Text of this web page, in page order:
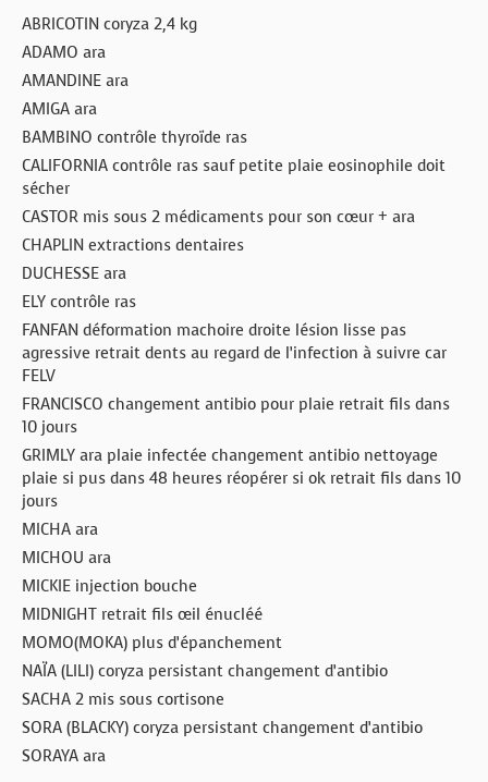
ABRICOTIN coryza 2,4 kg
ADAMO ara
AMANDINE ara
AMIGA ara
BAMBINO contrôle thyroïde ras
CALIFORNIA contrôle ras sauf petite plaie eosinophile doit
sécher
CASTOR mis sous 2 médicaments pour son cœur + ara
CHAPLIN extractions dentaires
DUCHESSE ara
ELY contrôle ras
FANFAN déformation machoire droite lésion lisse pas
agressive retrait dents au regard de l’infection à suivre car
FELV
FRANCISCO changement antibio pour plaie retrait fils dans
10 jours
GRIMLY ara plaie infectée changement antibio nettoyage
plaie si pus dans 48 heures réopérer si ok retrait fils dans 10
jours
MICHA ara
MICHOU ara
MICKIE injection bouche
MIDNIGHT retrait fils œil énucléé
MOMO(MOKA) plus d’épanchement
NAÏA (LILI) coryza persistant changement d’antibio
SACHA 2 mis sous cortisone
SORA (BLACKY) coryza persistant changement d’antibio
SORAYA ara